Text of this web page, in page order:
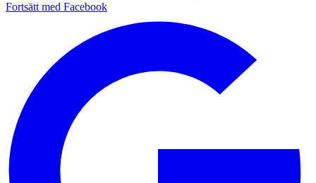
Fortsätt med Facebook